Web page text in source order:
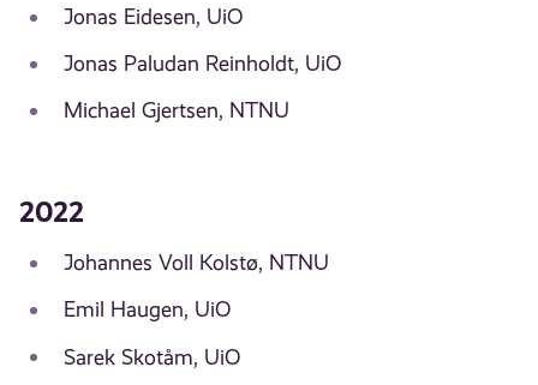
Jonas Eidesen, UiO
Jonas Paludan Reinholdt, UiO
Michael Gjertsen, NTNU
2022
Johannes Voll Kolstø, NTNU
Emil Haugen, UiO
Sarek Skotåm, UiO